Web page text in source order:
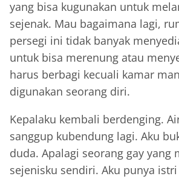
yang bisa kugunakan untuk
sejenak. Mau bagaimana lagi,
persegi ini tidak banyak
untuk bisa merenung atau
harus berbagi kecuali kamar
digunakan seorang diri.
Kepalaku kembali berdenging.
sanggup kubendung lagi. Aku
duda. Apalagi seorang gay yang
sejenisku sendiri. Aku punya